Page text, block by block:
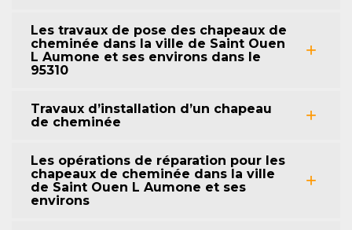
Les travaux de pose des chapeaux de
cheminée dans la ville de Saint Ouen
L Aumone et ses environs dans le
95310
Travaux d’installation d’un chapeau
de cheminée
Les opérations de réparation pour les
chapeaux de cheminée dans la ville
de Saint Ouen L Aumone et ses
environs